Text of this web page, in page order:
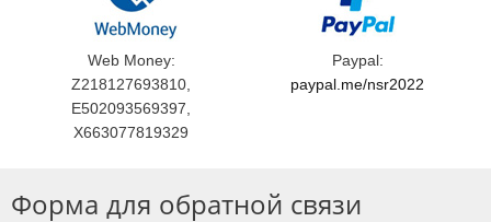
Web Money:
Z218127693810,
E502093569397,
X663077819329
Paypal:
paypal.me/nsr2022
Форма для обратной связи